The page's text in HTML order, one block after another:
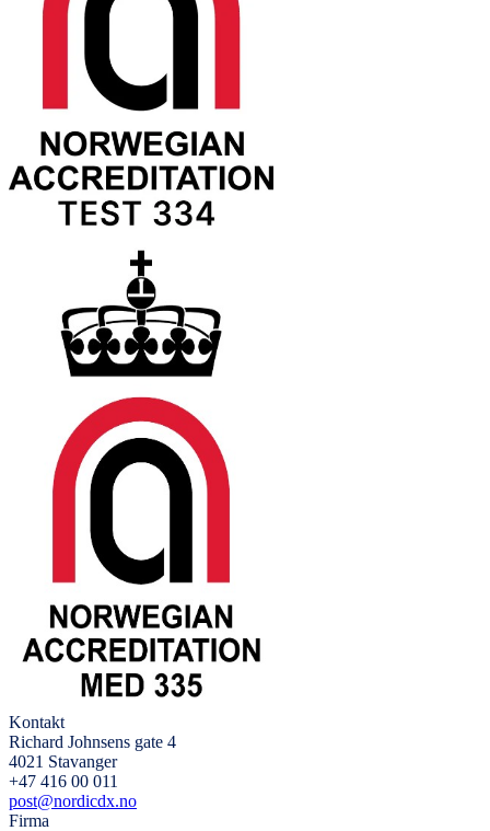
Kontakt
Richard Johnsens gate 4
4021 Stavanger
+47 416 00 011
post@nordicdx.no
Firma